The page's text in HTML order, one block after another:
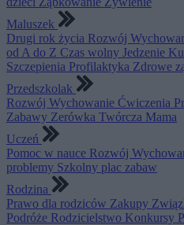
Maluszek
Drugi rok życia Rozwój
od A do Z Czas wolny Jedzenie
Szczepienia Profilaktyka Zdrowe
Przedszkolak
Rozwój Wychowanie Ćwiczenia
Zabawy Zerówka Twórcza Mama
Uczeń
Pomoc w nauce Rozwój
problemy Szkolny plac zabaw
Rodzina
Prawo dla rodziców Zakupy
Podróże Rodzicielstwo Konkursy